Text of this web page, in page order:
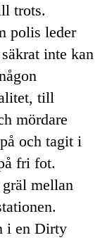
trots.
polis leder
inte kan
till
mördare
och tagit i
fri fot.
mellan
i en Dirty